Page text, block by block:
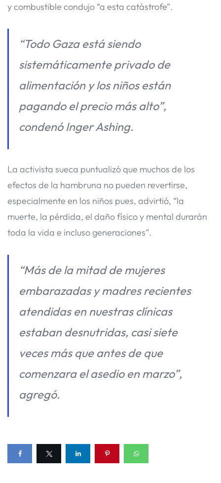
y combustible condujo “a esta catástrofe”.
“Todo Gaza está siendo
sistemáticamente privado de
alimentación y los niños están
pagando el precio más alto”,
condenó Inger Ashing.
La activista sueca puntualizó que muchos de los
efectos de la hambruna no pueden revertirse,
especialmente en los niños pues, advirtió, “la
muerte, la pérdida, el daño físico y mental durarán
toda la vida e incluso generaciones”.
“Más de la mitad de mujeres
embarazadas y madres recientes
atendidas en nuestras clínicas
estaban desnutridas, casi siete
veces más que antes de que
comenzara el asedio en marzo”,
agregó.